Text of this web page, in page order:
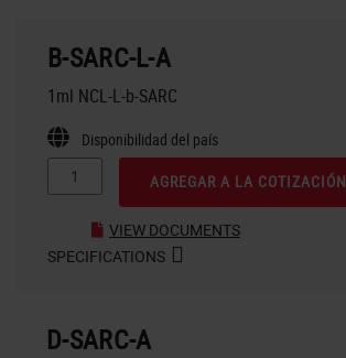
B-SARC-L-A
1ml NCL-L-b-SARC
Disponibilidad del país
AGREGAR A LA COTIZACIÓN
VIEW DOCUMENTS
SPECIFICATIONS
D-SARC-A